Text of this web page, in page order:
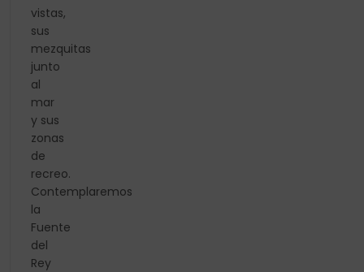
vistas,
sus
mezquitas
junto
al
mar
y sus
zonas
de
recreo.
Contemplaremos
la
Fuente
del
Rey